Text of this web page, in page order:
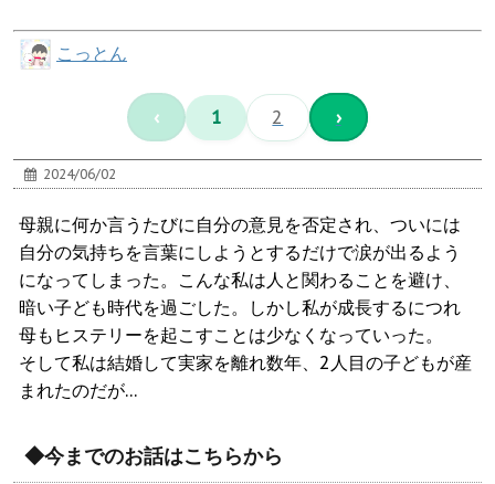
こっとん
‹ 1 2 ›
2024/06/02
母親に何か言うたびに自分の意見を否定され、ついには
自分の気持ちを言葉にしようとするだけで涙が出るよう
になってしまった。こんな私は人と関わることを避け、
暗い子ども時代を過ごした。しかし私が成長するにつれ
母もヒステリーを起こすことは少なくなっていった。
そして私は結婚して実家を離れ数年、2人目の子どもが産
まれたのだが…
◆今までのお話はこちらから